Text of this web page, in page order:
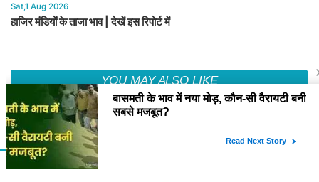
Sat,1 Aug 2026
हाजिर मंडियों के ताजा भाव | देखें इस रिपोर्ट में
YOU MAY ALSO LIKE